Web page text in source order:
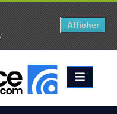
(0)
Afficher